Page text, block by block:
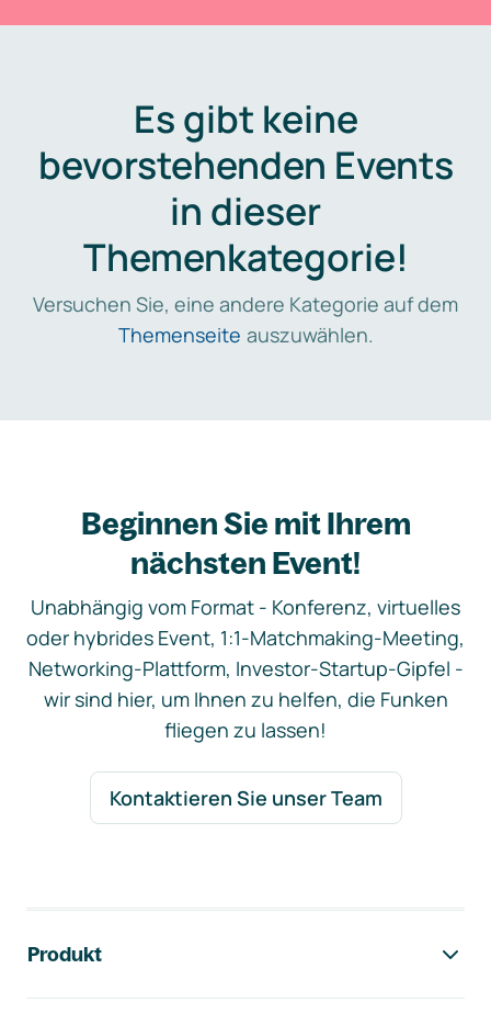
Es gibt keine
bevorstehenden Events
in dieser
Themenkategorie!
Versuchen Sie, eine andere Kategorie auf dem
Themenseite auszuwählen.
Beginnen Sie mit Ihrem
nächsten Event!
Unabhängig vom Format - Konferenz, virtuelles
oder hybrides Event, 1:1-Matchmaking-Meeting,
Networking-Plattform, Investor-Startup-Gipfel -
wir sind hier, um Ihnen zu helfen, die Funken
fliegen zu lassen!
Kontaktieren Sie unser Team
Produkt